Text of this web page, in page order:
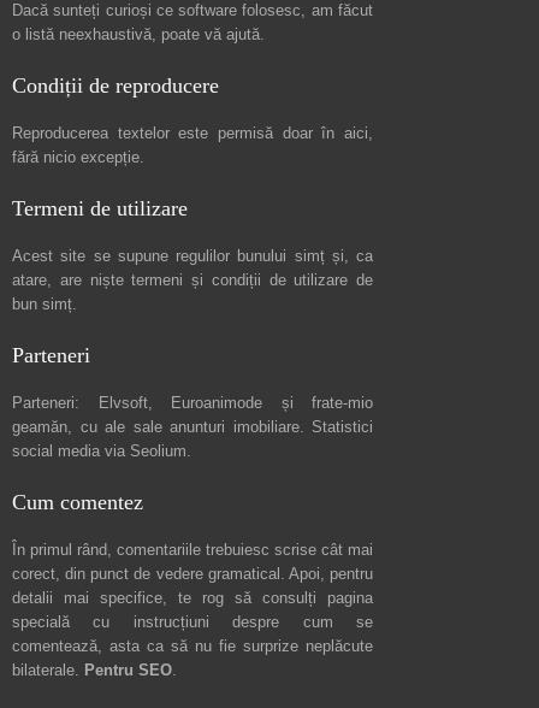
Dacă sunteți curioși ce software folosesc, am făcut
o listă neexhaustivă, poate vă ajută.
Condiții de reproducere
Reproducerea textelor este permisă doar în aici,
fără nicio excepție.
Termeni de utilizare
Acest site se supune regulilor bunului simț și, ca
atare, are niștetermeni și condiții de utilizare de
bun simț.
Parteneri
Parteneri: Elvsoft, Euroanimode și frate-mio
geamăn, cu ale sale anunturi imobiliare. Statistici
social media via Seolium.
Cum comentez
În primul rând, comentariile trebuiesc scrise cât mai
corect, din punct de vedere gramatical. Apoi, pentru
detalii mai specifice, te rog să consulți pagina
specială cu instrucțiuni despre cum se
comentează, asta ca să nu fie surprize neplăcute
bilaterale. Pentru SEO.